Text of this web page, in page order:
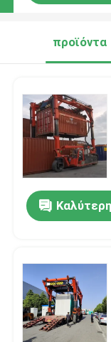
προϊόντα